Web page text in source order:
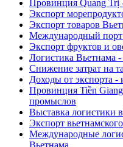
Провинция Quang Trị
Экспорт
Экспорт товаров
Международный порт
Экспорт фруктов и
Логистика Вьетнама
Снижение затрат на
Доходы от экспорта -
Провинция Tiền
промыслов
Выставка
Экспорт
Международные
Вьетнама